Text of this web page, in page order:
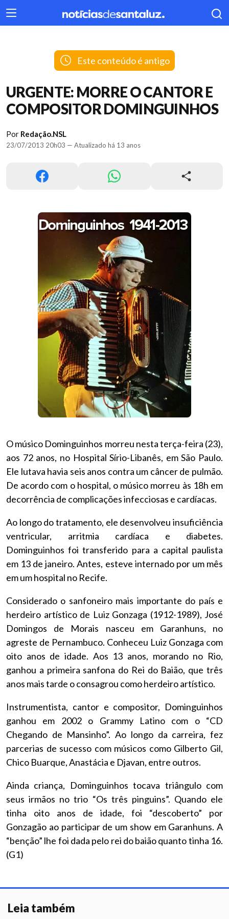
404
Este conteúdo é antigo
URGENTE: MORRE O CANTOR E
COMPOSITOR DOMINGUINHOS
Por Redação.NSL
23/07/2013 20h03 — Atualizado há 13 anos
O músico Dominguinhos morreu nesta terça-feira (23),
aos 72 anos, no Hospital Sírio-Libanês, emSão Paulo.
Ele lutava havia seis anos contra um câncer de pulmão.
De acordo com o hospital, o músico morreu às 18h em
decorrência de complicações infecciosas e cardíacas.
Ao longo do tratamento, ele desenvolveu insuficiência
ventricular, arritmia cardíaca e diabetes.
Dominguinhos foi transferido para a capital paulista
em 13 de janeiro. Antes, esteve internado por um mês
em um hospital no Recife.
Considerado o sanfoneiro mais importante do país e
herdeiro artístico de Luiz Gonzaga (1912-1989), José
Domingos de Morais nasceu em Garanhuns, no
agreste de Pernambuco. Conheceu Luiz Gonzaga com
oito anos de idade. Aos 13 anos, morando no Rio,
ganhou a primeira sanfona do Rei do Baião, que três
anos mais tarde o consagrou como herdeiro artístico.
Instrumentista, cantor e compositor, Dominguinhos
ganhou em 2002 o Grammy Latino com o “CD
Chegando de Mansinho”. Ao longo da carreira, fez
parcerias de sucesso com músicos como Gilberto Gil,
Chico Buarque, Anastácia e Djavan, entre outros.
Ainda criança, Dominguinhos tocava triângulo com
seus irmãos no trio “Os três pinguins”. Quando ele
tinha oito anos de idade, foi “descoberto” por
Gonzagão ao participar de um show em Garanhuns. A
“benção” lhe foi dada pelo rei do baião quanto tinha 16.
(G1)
Leia também